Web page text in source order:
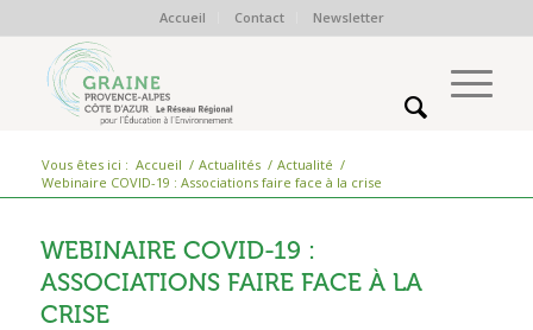
Accueil Contact Newsletter
Vous êtes ici : Accueil / Actualités / Actualité /
Webinaire COVID-19 : Associations faire face à la crise
WEBINAIRE COVID-19 :
ASSOCIATIONS FAIRE FACE À LA
CRISE